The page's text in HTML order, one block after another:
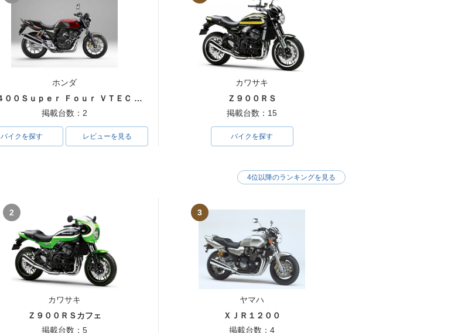
ホンダ
ＣＢ４００Ｓｕｐｅｒ Ｆｏｕｒ ＶＴＥＣ ＳＰＥＣ３
掲載台数：2
バイクを探す レビューを見る
カワサキ
Ｚ９００ＲＳ
掲載台数：15
バイクを探す
2
カワサキ
Ｚ９００ＲＳカフェ
掲載台数：5
3
ヤマハ
ＸＪＲ１２００
掲載台数：4
4位以降のランキングを見る